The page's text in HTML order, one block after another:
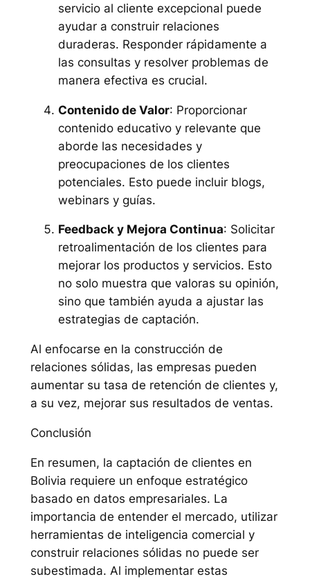
servicio al cliente excepcional puede
ayudar a construir relaciones
duraderas. Responder rápidamente a
las consultas y resolver problemas de
manera efectiva es crucial.
Contenido de Valor: Proporcionar
contenido educativo y relevante que
aborde las necesidades y
preocupaciones de los clientes
potenciales. Esto puede incluir blogs,
webinars y guías.
Feedback y Mejora Continua: Solicitar
retroalimentación de los clientes para
mejorar los productos y servicios. Esto
no solo muestra que valoras su opinión,
sino que también ayuda a ajustar las
estrategias de captación.
Al enfocarse en la construcción de
relaciones sólidas, las empresas pueden
aumentar su tasa de retención de clientes y,
a su vez, mejorar sus resultados de ventas.
Conclusión
En resumen, la captación de clientes en
Bolivia requiere un enfoque estratégico
basado en datos empresariales. La
importancia de entender el mercado, utilizar
herramientas de inteligencia comercial y
construir relaciones sólidas no puede ser
subestimada. Al implementar estas